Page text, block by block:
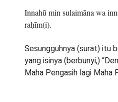
Innahū min sulaimāna wa
raḥīm(i).
Sesungguhnya (surat) itu
yang isinya (berbunyi,)
Maha Pengasih lagi Maha